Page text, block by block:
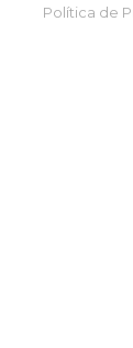
Política de